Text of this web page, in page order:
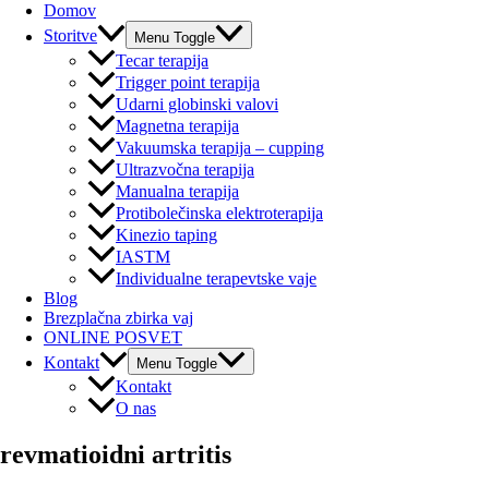
Domov
Storitve
Menu Toggle
Tecar terapija
Trigger point terapija
Udarni globinski valovi
Magnetna terapija
Vakuumska terapija – cupping
Ultrazvočna terapija
Manualna terapija
Protibolečinska elektroterapija
Kinezio taping
IASTM
Individualne terapevtske vaje
Blog
Brezplačna zbirka vaj
ONLINE POSVET
Kontakt
Menu Toggle
Kontakt
O nas
revmatioidni artritis